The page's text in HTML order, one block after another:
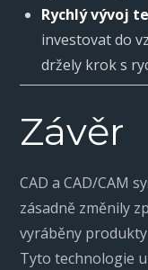
Rychlý vývoj
investovat do
držely krok s
Závěr
CAD a CAD/CAM
zásadně změnily
vyráběny
Tyto technologie